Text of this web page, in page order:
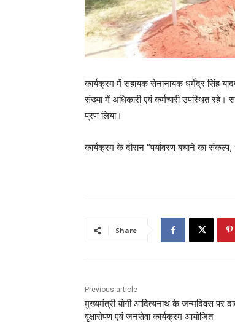
कार्यक्रम में सहायक सेनानायक धर्मेंद्र सिंह
संख्या में अधिकारी एवं कर्मचारी उपस्थित
प्रण लिया।
कार्यक्रम के दौरान “पर्यावरण बचाने का
Share
Previous article
मुख्यमंत्री योगी आदित्यनाथ के जन्मदिवस पर
वृक्षारोपण एवं जनसेवा कार्यक्रम आयोजित